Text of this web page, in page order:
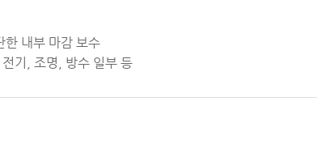
내부 마감 보수
기, 조명, 방수 일부 등